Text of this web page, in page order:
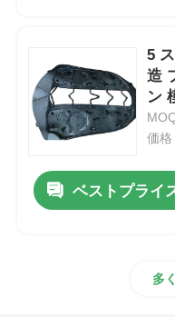
品質管理
お問い合わせ
ニュース
5
造
ン
ー
価
ベストプライ
多